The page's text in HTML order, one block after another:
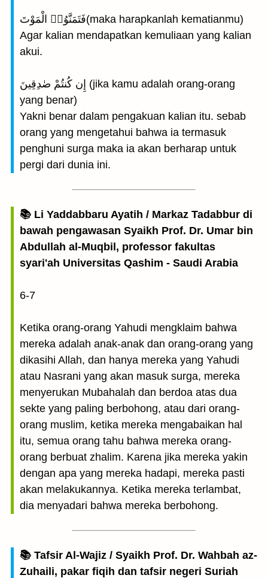
فَتَمَنَّوُا۟ الْمَوْتَ(maka harapkanlah kematianmu)
Agar kalian mendapatkan kemuliaan yang kalian
akui.
إِن كُنتُمْ صٰدِقِينَ (jika kamu adalah orang-orang
yang benar)
Yakni benar dalam pengakuan kalian itu. sebab
orang yang mengetahui bahwa ia termasuk
penghuni surga maka ia akan berharap untuk
pergi dari dunia ini.
📚 Li Yaddabbaru Ayatih / Markaz Tadabbur di
bawah pengawasan Syaikh Prof. Dr. Umar bin
Abdullah al-Muqbil, professor fakultas
syari'ah Universitas Qashim - Saudi Arabia
6-7
Ketika orang-orang Yahudi mengklaim bahwa
mereka adalah anak-anak dan orang-orang yang
dikasihi Allah, dan hanya mereka yang Yahudi
atau Nasrani yang akan masuk surga, mereka
menyerukan Mubahalah dan berdoa atas dua
sekte yang paling berbohong, atau dari orang-
orang muslim, ketika mereka mengabaikan hal
itu, semua orang tahu bahwa mereka orang-
orang berbuat zhalim. Karena jika mereka yakin
dengan apa yang mereka hadapi, mereka pasti
akan melakukannya. Ketika mereka terlambat,
dia menyadari bahwa mereka berbohong.
📚 Tafsir Al-Wajiz / Syaikh Prof. Dr. Wahbah az-
Zuhaili, pakar fiqih dan tafsir negeri Suriah